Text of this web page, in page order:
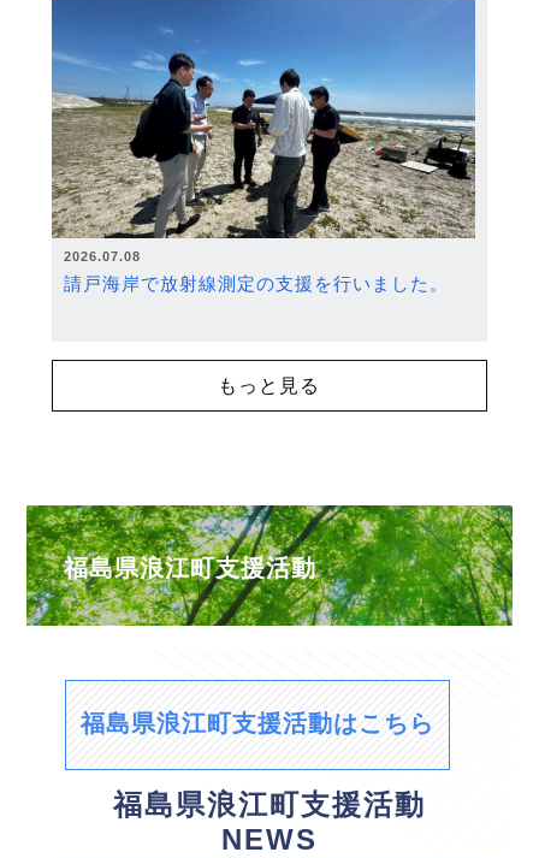
2026.07.08
請戸海岸で放射線測定の支援を行いました。
もっと見る
福島県浪江町支援活動
福島県浪江町支援活動はこちら
福島県浪江町支援活動
NEWS